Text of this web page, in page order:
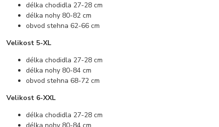
délka chodidla 27-28 cm
délka nohy 80-82 cm
obvod stehna 62-66 cm
Velikost 5-XL
délka chodidla 27-28 cm
délka nohy 80-84 cm
obvod stehna 68-72 cm
Velikost 6-XXL
délka chodidla 27-28 cm